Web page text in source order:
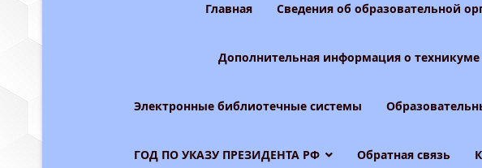
Главная Сведения об образовательной
Дополнительная информация о техникуме
Электронные библиотечные системы
ГОД ПО УКАЗУ ПРЕЗИДЕНТА РФ Обратная связь